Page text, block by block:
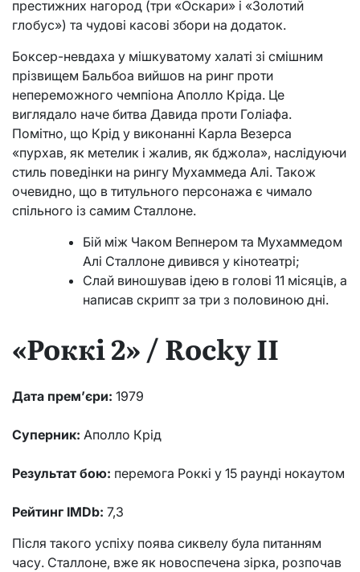
престижних нагород (три «Оскари» і «Золотий
глобус») та чудові касові збори на додаток.
Боксер-невдаха у мішкуватому халаті зі смішним
прізвищем Бальбоа вийшов на ринг проти
непереможного чемпіона Аполло Кріда. Це
виглядало наче битва Давида проти Голіафа.
Помітно, що Крід у виконанні Карла Везерса
«пурхав, як метелик і жалив, як бджола», наслідуючи
стиль поведінки на рингу Мухаммеда Алі. Також
очевидно, що в титульного персонажа є чимало
спільного із самим Сталлоне.
Бій між Чаком Вепнером та Мухаммедом
Алі Сталлоне дивився у кінотеатрі;
Слай виношував ідею в голові 11 місяців, а
написав скрипт за три з половиною дні.
«Роккі 2» / Rocky ІІ
Дата прем’єри: 1979
Суперник: Аполло Крід
Результат бою: перемога Роккі у 15 раунді нокаутом
Рейтинг IMDb: 7,3
Після такого успіху поява сиквелу була питанням
часу. Сталлоне, вже як новоспечена зірка, розпочав